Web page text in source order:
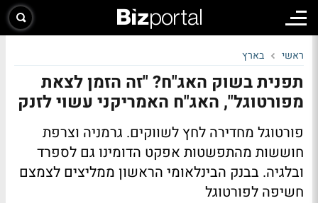
ראשי בארץ
תפנית בשוק האג"ח? "זה הזמן לצאת
מפורטוגל", האג"ח האמריקני עשוי לזנק
פורטוגל מחדירה לחץ לשווקים. גרמניה וצרפת
חוששות מהתפשטות אפקט הדומינו גם לספרד
ובלגיה. בבנק הבינלאומי הראשון ממליצים לצמצם
חשיפה לפורטוגל